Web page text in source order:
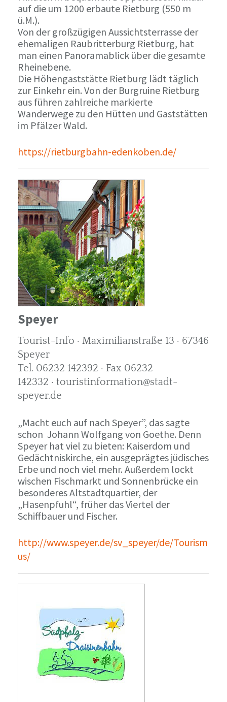
auf die um 1200 erbaute Rietburg (550 m
ü.M.).
Von der großzügigen Aussichtsterrasse der
ehemaligen Raubritterburg Rietburg, hat
man einen Panoramablick über die gesamte
Rheinebene.
Die Höhengaststätte Rietburg lädt täglich
zur Einkehr ein. Von der Burgruine Rietburg
aus führen zahlreiche markierte
Wanderwege zu den Hütten und Gaststätten
im Pfälzer Wald.
https://rietburgbahn-edenkoben.de/
Speyer
Tourist-Info · Maximilianstraße 13 · 67346
Speyer
Tel. 06232 142392 · Fax 06232
142332 · touristinformation@stadt-
speyer.de
„Macht euch auf nach Speyer”, das sagte
schon Johann Wolfgang von Goethe. Denn
Speyer hat viel zu bieten: Kaiserdom und
Gedächtniskirche, ein ausgeprägtes jüdisches
Erbe und noch viel mehr. Außerdem lockt
wischen Fischmarkt und Sonnenbrücke ein
besonderes Altstadtquartier, der
„Hasenpfuhl“, früher das Viertel der
Schiffbauer und Fischer.
http://www.speyer.de/sv_speyer/de/Tourism
us/